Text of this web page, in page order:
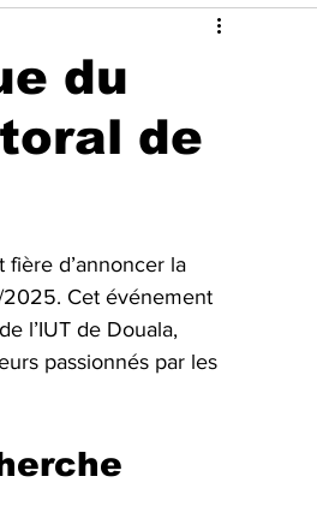
du
de
fière d’annoncer la
Cet événement
l’IUT de Douala,
passionnés par les